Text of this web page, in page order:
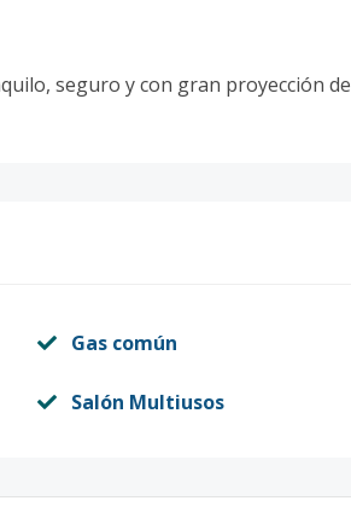
seguro y con gran proyección de
Gas común
Salón Multiusos